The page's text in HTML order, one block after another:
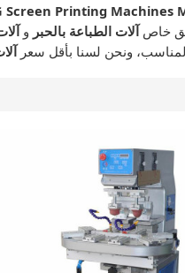
Screen Printing Machines
خاصآلات الطباعة بالحبر و
ونحن لسنا بأقل سعر